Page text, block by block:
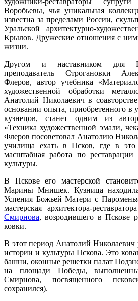
Воробьевы, чья уникальная
известна за пределами России,
Уральской архитектурно-
Крылов. Дружеские отношения с
жизни.
Другом и наставником для
преподаватель Строгановки
Флеров, автор учебника
художественной обработки
Анатолий Николаевич в
основании опыта, приобретенного в
кузнецов, станет одним из
«Техника художественной эмали,
Флеров посоветовал Анатолию
училища ехать в Псков, где в это
масштабная работа по
культуры.
В Пскове его мастерской
Марины Мнишек. Кузница
Успения Божьей Матери с
мастерская архитектора-реставратора
Смирнова, возродившего в Пскове
ковки.
В этот период Анатолий Николаевич
истории и культуры Пскова. Это
башни, оконные решетки палат
на площади Победы,
Смирнова, посвященного
сохранился).